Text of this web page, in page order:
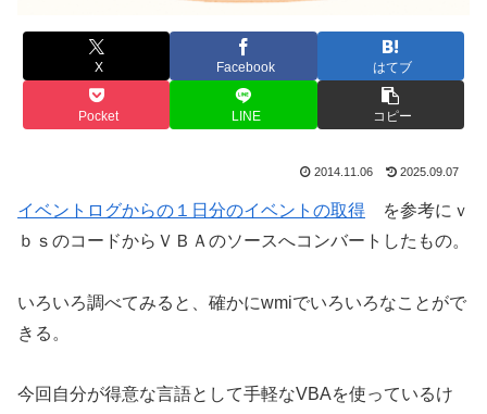
X Facebook はてブ
Pocket LINE コピー
2014.11.06 2025.09.07
イベントログからの１日分のイベントの取得 を参考にｖ
ｂｓのコードからＶＢＡのソースへコンバートしたもの。
いろいろ調べてみると、確かにwmiでいろいろなことがで
きる。
今回自分が得意な言語として手軽なVBAを使っているけ